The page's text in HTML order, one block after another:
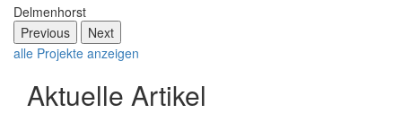
Delmenhorst
Previous
Next
alle Projekte anzeigen
Aktuelle Artikel